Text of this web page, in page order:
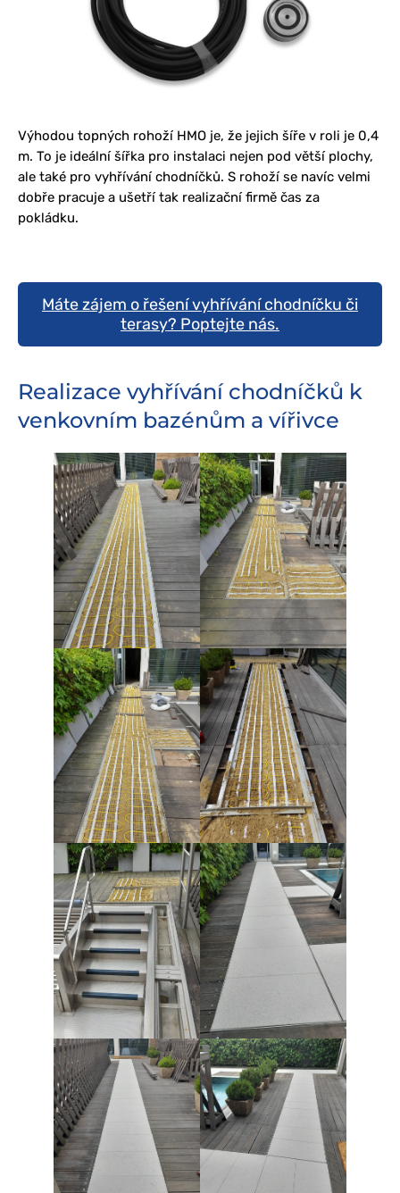
Výhodou topných rohoží HMO je, že jejich šíře v roli je 0,4
m. To je ideální šířka pro instalaci nejen pod větší plochy,
ale také pro vyhřívání chodníčků. S rohoží se navíc velmi
dobře pracuje a ušetří tak realizační firmě čas za
pokládku.
Máte zájem o řešení vyhřívání chodníčku či
terasy? Poptejte nás.
Realizace vyhřívání chodníčků k
venkovním bazénům a vířivce